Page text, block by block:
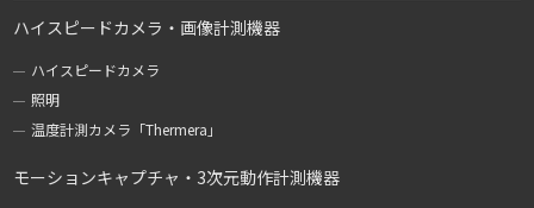
ハイスピードカメラ・画像計測機器
ハイスピードカメラ
照明
温度計測カメラ「Thermera」
モーションキャプチャ・3次元動作計測機器